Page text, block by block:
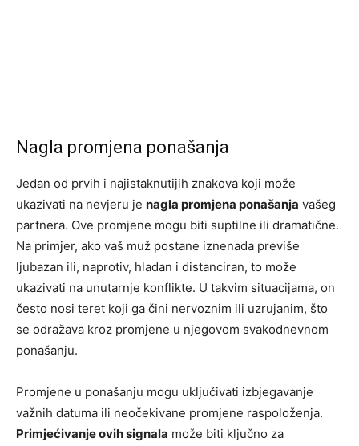
Nagla promjena ponašanja
Jedan od prvih i najistaknutijih znakova koji može
ukazivati na nevjeru je nagla promjena ponašanja vašeg
partnera. Ove promjene mogu biti suptilne ili dramatične.
Na primjer, ako vaš muž postane iznenada previše
ljubazan ili, naprotiv, hladan i distanciran, to može
ukazivati na unutarnje konflikte. U takvim situacijama, on
često nosi teret koji ga čini nervoznim ili uzrujanim, što
se odražava kroz promjene u njegovom svakodnevnom
ponašanju.
Promjene u ponašanju mogu uključivati izbjegavanje
važnih datuma ili neočekivane promjene raspoloženja.
Primjećivanje ovih signala može biti ključno za